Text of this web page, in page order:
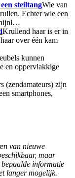
steiltangWie van
Echter wie een
Krullend haar is er in
over één kam
kunnen
en oppervlakkige
(zendamateurs) zijn
smartphones,
van nieuwe
maar
informatie
langer mogelijk.